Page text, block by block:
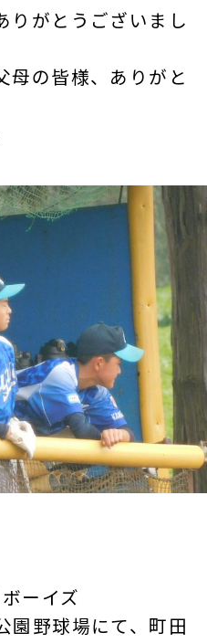
りがとうございまし
母の皆様、ありがと
ーイズ
園野球場にて、町田